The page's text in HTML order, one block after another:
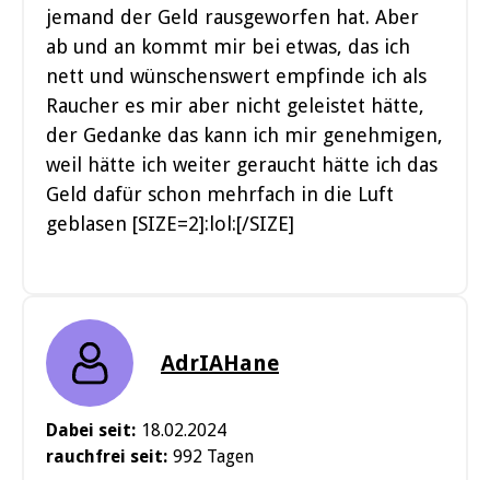
jemand der Geld rausgeworfen hat. Aber
ab und an kommt mir bei etwas, das ich
nett und wünschenswert empfinde ich als
Raucher es mir aber nicht geleistet hätte,
der Gedanke das kann ich mir genehmigen,
weil hätte ich weiter geraucht hätte ich das
Geld dafür schon mehrfach in die Luft
geblasen [SIZE=2]:lol:[/SIZE]
AdrIAHane
Dabei seit: 18.02.2024
rauchfrei seit: 992 Tagen